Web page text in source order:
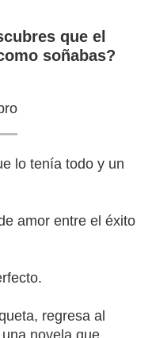
que el
soñabas?
lo tenía todo y un
amor entre el éxito
regresa al
novela que